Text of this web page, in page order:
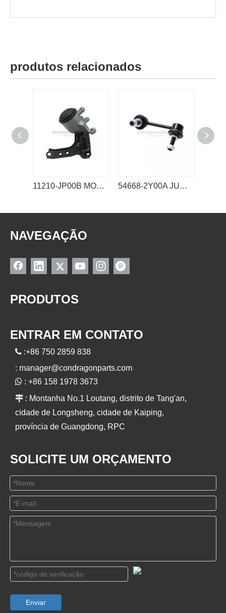
produtos relacionados
11210-JP00B MONTAGEM DE MOTOR NISSAN 54668-2Y00A JUNTA ESFÉRICA DO ESTABILIZADOR NISSAN LINK
NAVEGAÇÃO
PRODUTOS
ENTRAR EM CONTATO
 :+86 750 2859 838
: manager@condragonparts.com
 : +86 158 1978 3673
 : Montanha No.1 Loutang, distrito de Tang'an,
cidade de Longsheng, cidade de Kaiping,
província de Guangdong, RPC
SOLICITE UM ORÇAMENTO
Enviar